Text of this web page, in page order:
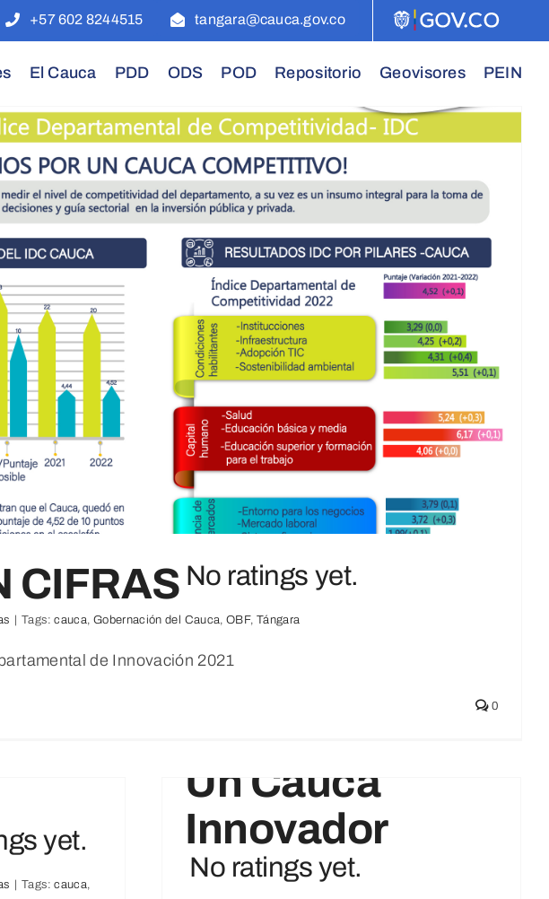
+57 602 8244515 tangara@cauca.gov.co
El Cauca PDD ODS POD Repositorio Geovisores PEIN
CIFRAS No ratings yet.
| Tags:cauca, Gobernación del Cauca,OBF, Tángara
de Innovación 2021
0
yet.
| Tags:cauca,
Un Cauca
Innovador
No ratings yet.